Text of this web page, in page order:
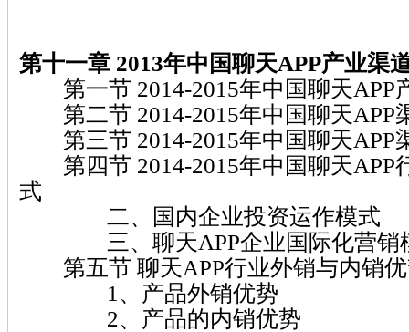
第十一章 2013年中国聊天APP产业渠
第一节 2014-2015年中国聊天APP
第二节 2014-2015年中国聊天APP
第三节 2014-2015年中国聊天APP
第四节 2014-2015年中国聊天APP
式
二、国内企业投资运作模式
三、聊天APP企业国际化营销
第五节 聊天APP行业外销与内销优
1、产品外销优势
2、产品的内销优势